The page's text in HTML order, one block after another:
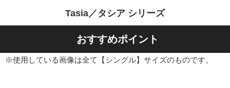
Tasia／タシア シリーズ
おすすめポイント
※使用している画像は全て【シングル】サイズのものです。